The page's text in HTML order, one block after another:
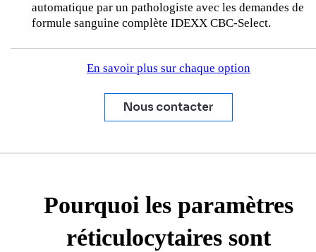
automatique par un pathologiste avec les demandes de
formule sanguine complète IDEXX CBC-Select.
En savoir plus sur chaque option
Nous contacter
Pourquoi les paramètres
réticulocytaires sont